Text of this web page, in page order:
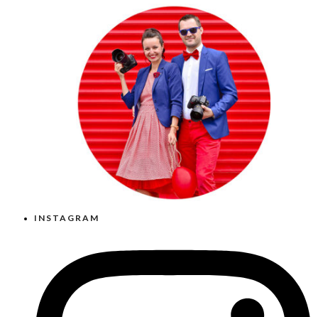
INSTAGRAM